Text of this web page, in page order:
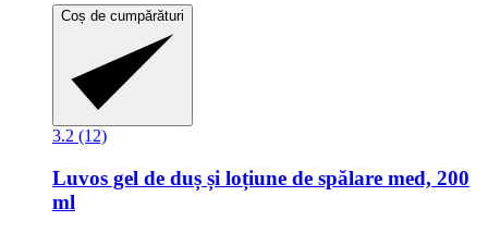
Coș de cumpărături
3.2 (12)
Luvos gel de duș și loțiune de spălare med, 200
ml